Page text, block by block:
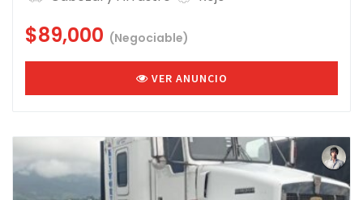
$89,000 (Negociable)
VER ANUNCIO